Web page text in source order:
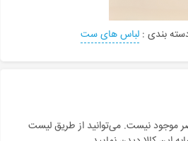
بندی : لباس های ست
موجود نیست. می‌توانید از طریق لیست